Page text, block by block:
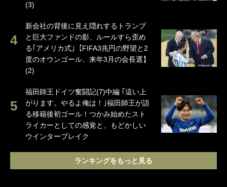
(3)
新会社の背後に見え隠れするトランプ
と巨大ファンドの影、ルールすら歪め
る｢アメリカ式｣【FIFA3兆円の野望と2
度のオウンゴール、来年3月の会長選】
(2)
福田師王ドイツ奮闘記(7)中編 ｢這い上
がります。やるよ俺は！｣福田師王が語
る移籍後初ゴール！つかみ始めたスト
ライカーとしての感覚と、もどかしい
ウインターブレイク
ランキングをもっと見る